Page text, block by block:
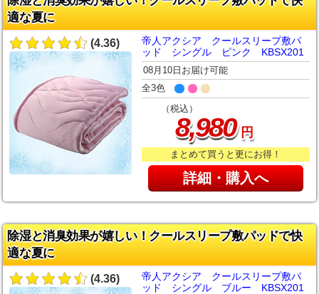
適な夏に
(4.36)
帝人アクシア クールスリープ敷パ
ッド シングル ピンク KBSX201
08月10日お届け可能
全3色
（税込）
8,980円
まとめて買うと更にお得！
詳細・購入へ
除湿と消臭効果が嬉しい！クールスリープ敷パッドで快
適な夏に
(4.36)
帝人アクシア クールスリープ敷パ
ッド シングル ブルー KBSX201